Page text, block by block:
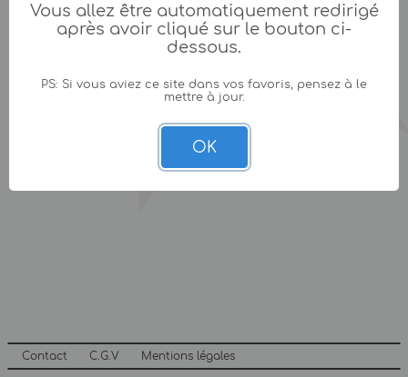
Contact C.G.V Mentions légales
Vous allez être automatiquement redirigé
après avoir cliqué sur le bouton ci-
dessous.
PS: Si vous aviez ce site dans vos favoris, pensez à le
mettre à jour.
OK